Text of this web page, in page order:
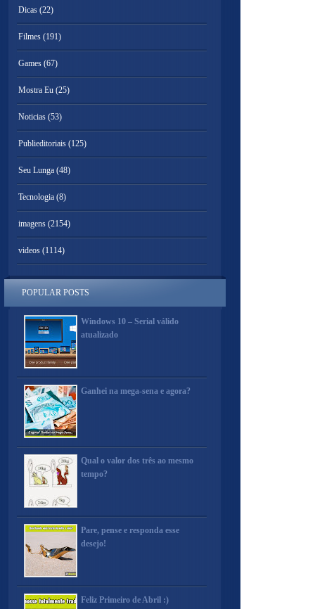
Dicas (22)
Filmes (191)
Games (67)
Mostra Eu (25)
Noticias (53)
Publieditoriais (125)
Seu Lunga (48)
Tecnologia (8)
imagens (2154)
videos (1114)
POPULAR POSTS
Windows 10 – Serial válido
atualizado
Ganhei na mega-sena e agora?
Qual o valor dos três ao mesmo
tempo?
Pare, pense e responda esse
desejo!
Feliz Primeiro de Abril :)